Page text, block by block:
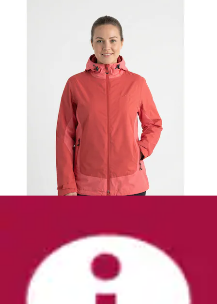
Regenjacke »Arcadia II Jacket« wasserdicht,
winddicht, mit Reißverschluss, aus Nylon...
Columbia
Ursprünglicher Preis
UVP 90,00 €
- 15 %
Aktueller Preis
75,99 €